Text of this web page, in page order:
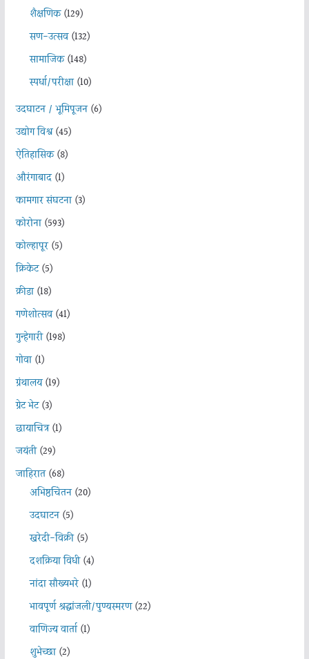
शैक्षणिक(129)
सण-उत्सव(132)
सामाजिक(148)
स्पर्धा/परीक्षा(10)
उदघाटन / भूमिपूजन(6)
उद्योग विश्व(45)
ऐतिहासिक(8)
औरंगाबाद(1)
कामगार संघटना(3)
कोरोना(593)
कोल्हापूर(5)
क्रिकेट(5)
क्रीडा(18)
गणेशोत्सव(41)
गुन्हेगारी(198)
गोवा(1)
ग्रंथालय(19)
ग्रेट भेट(3)
छायाचित्र(1)
जयंती(29)
जाहिरात(68)
अभिष्ठचिंतन(20)
उदघाटन(5)
खरेदी-विक्री(5)
दशक्रिया विधी(4)
नांदा सौख्यभरे(1)
भावपूर्ण श्रद्धांजली/पुण्यस्मरण(22)
वाणिज्य वार्ता(1)
शुभेच्छा(2)